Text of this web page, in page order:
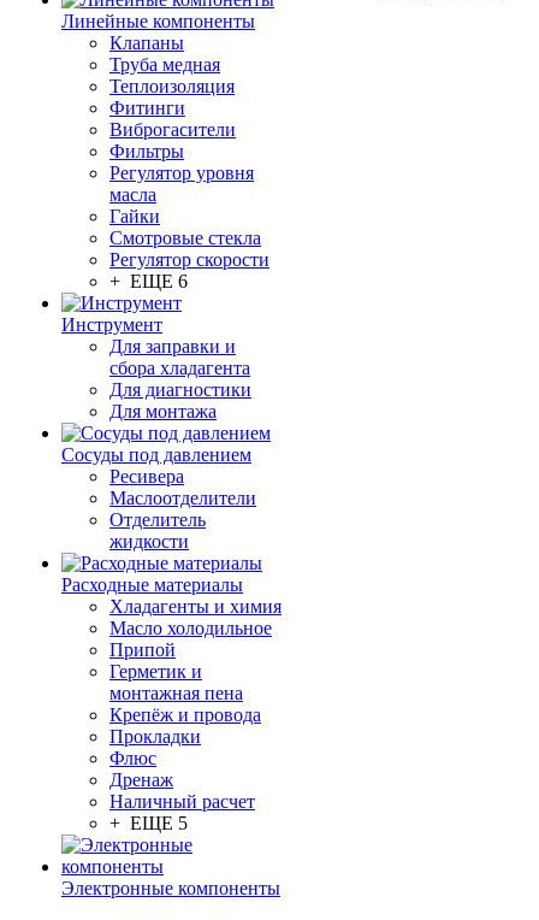
Линейные компоненты
Клапаны
Труба медная
Теплоизоляция
Фитинги
Виброгасители
Фильтры
Регулятор уровня
масла
Гайки
Смотровые стекла
Регулятор скорости
+ ЕЩЕ 6
Инструмент
Для заправки и
сбора хладагента
Для диагностики
Для монтажа
Сосуды под давлением
Ресивера
Маслоотделители
Отделитель
жидкости
Расходные материалы
Хладагенты и химия
Масло холодильное
Припой
Герметик и
монтажная пена
Крепёж и провода
Прокладки
Флюс
Дренаж
Наличный расчет
+ ЕЩЕ 5
Электронные компоненты